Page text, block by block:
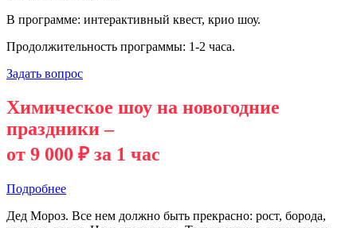
В программе: интерактивный квест, крио шоу.
Продолжительность программы: 1-2 часа.
Задать вопрос
Химическое шоу на новогодние
праздники –
от 9 000 ₽ за 1 час
Подробнее
Дед Мороз. Все нем должно быть прекрасно: рост, борода,